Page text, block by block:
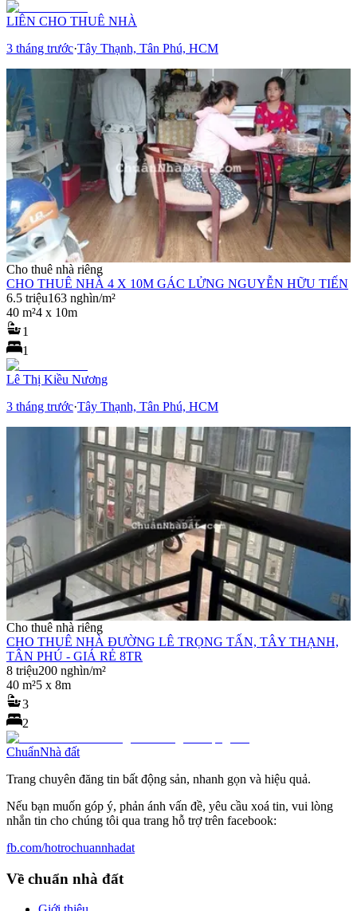
LIÊN CHO THUÊ NHÀ
3 tháng trước·Tây Thạnh, Tân Phú, HCM
Cho thuê nhà riêng
CHO THUÊ NHÀ 4 X 10M GÁC LỬNG NGUYỄN HỮU TIẾN
6.5 triệu163 nghìn/m²
40 m²4 x 10m
1
1
Lê Thị Kiều Nương
3 tháng trước·Tây Thạnh, Tân Phú, HCM
Cho thuê nhà riêng
CHO THUÊ NHÀ ĐƯỜNG LÊ TRỌNG TẤN, TÂY THẠNH,
TÂN PHÚ - GIÁ RẺ 8TR
8 triệu200 nghìn/m²
40 m²5 x 8m
3
2
ChuẩnNhà đất
Trang chuyên đăng tin bất động sản, nhanh gọn và hiệu quả.
Nếu bạn muốn góp ý, phản ánh vấn đề, yêu cầu xoá tin, vui lòng
nhắn tin cho chúng tôi qua trang hỗ trợ trên facebook:
fb.com/hotrochuannhadat
Về chuẩn nhà đất